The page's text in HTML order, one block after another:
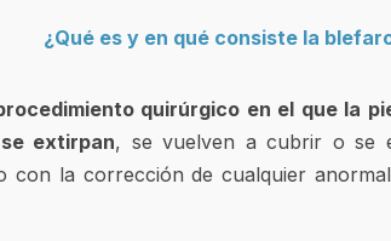
¿Qué es y en qué consiste la
quirúrgico en el que la
extirpan, se vuelven a cubrir o se
con la corrección de cualquier